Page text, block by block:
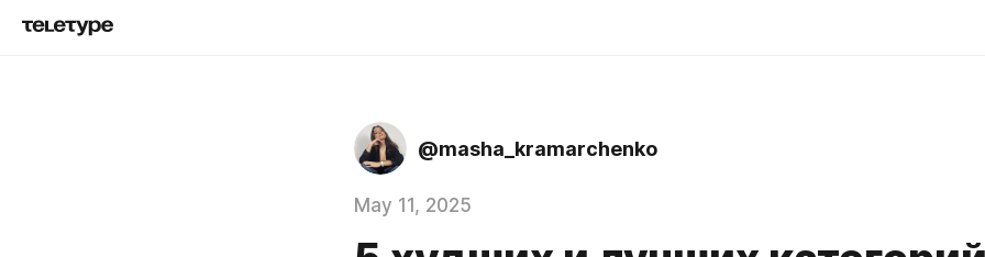
@masha_kramarchenko
May 11, 2025